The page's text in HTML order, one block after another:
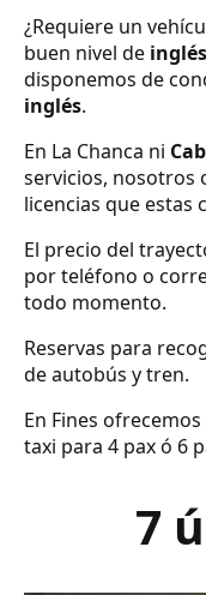
¿Requiere un
buen nivel de inglés
disponemos de
inglés.
En La Chanca ni
servicios, nosotros
licencias que estas
El precio del
por teléfono o
todo momento.
Reservas para
de autobús y tren.
En Fines
taxi para 4 pax ó 6
7